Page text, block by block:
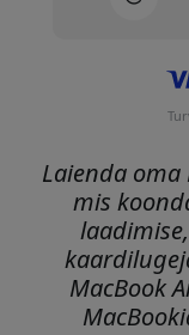
Laienda oma
mis
MacBook